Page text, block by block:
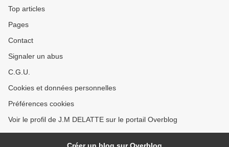
Top articles
Pages
Contact
Signaler un abus
C.G.U.
Cookies et données personnelles
Préférences cookies
Voir le profil de J.M DELATTE sur le portail Overblog
Créer un blog sur Overblog